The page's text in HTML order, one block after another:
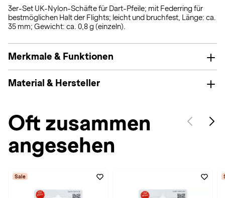
3er-Set UK-Nylon-Schäfte für Dart-Pfeile; mit Federring für
bestmöglichen Halt der Flights; leicht und bruchfest, Länge: ca.
35 mm; Gewicht: ca. 0,8 g (einzeln).
Merkmale & Funktionen
Material & Hersteller
Oft zusammen
angesehen
Sale